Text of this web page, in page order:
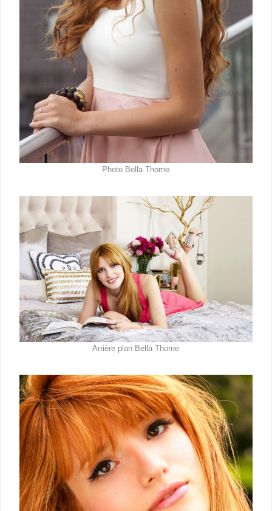
Photo Bella Thorne
Arrière plan Bella Thorne